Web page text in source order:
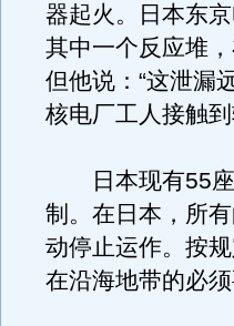
器起火。日本东
其中一个反应堆
但他说：“这泄漏
核电厂工人接触到
日本现有55座
制。在日本，所
动停止运作。按
在沿海地带的必